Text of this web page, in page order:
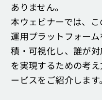
ありません。
本ウェビナーでは、
運用プラットフォー
積・可視化し、誰が
を実現するための考
ービスをご紹介します。